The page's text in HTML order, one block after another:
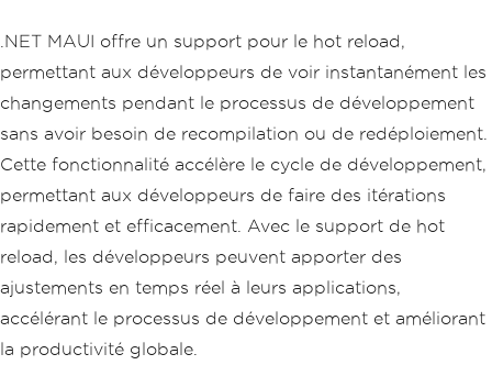
.NET MAUI offre un support pour le hot reload,
permettant aux développeurs de voir instantanément les
changements pendant le processus de développement
sans avoir besoin de recompilation ou de redéploiement.
Cette fonctionnalité accélère le cycle de développement,
permettant aux développeurs de faire des itérations
rapidement et efficacement. Avec le support de hot
reload, les développeurs peuvent apporter des
ajustements en temps réel à leurs applications,
accélérant le processus de développement et améliorant
la productivité globale.